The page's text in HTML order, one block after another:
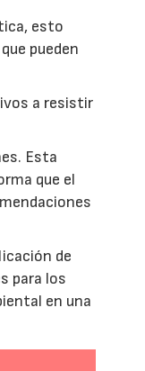
esto
pueden
a resistir
Esta
que el
de
para los
en una